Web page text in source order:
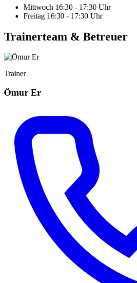
Mittwoch 16:30 - 17:30 Uhr
Freitag 16:30 - 17:30 Uhr
Trainerteam & Betreuer
Trainer
Ömur Er